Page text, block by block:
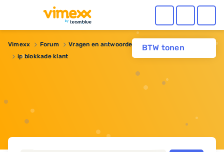
BTW tonen
Vimexx Forum Vragen en antwoorden
Reseller hosting
ip blokkade klant